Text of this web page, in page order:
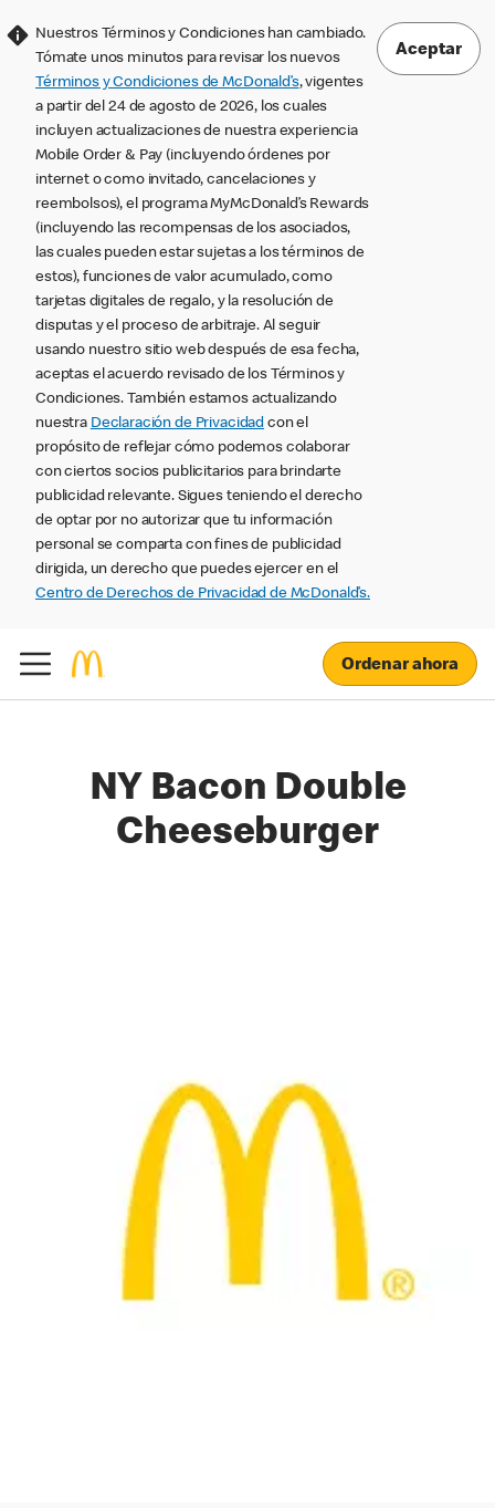
Nuestros Términos y Condiciones han cambiado.
Tómate unos minutos para revisar los nuevos
Términos y Condiciones de McDonald’s, vigentes
a partir del 24 de agosto de 2026, los cuales
incluyen actualizaciones de nuestra experiencia
Mobile Order & Pay (incluyendo órdenes por
internet o como invitado, cancelaciones y
reembolsos), el programa MyMcDonald’s Rewards
(incluyendo las recompensas de los asociados,
las cuales pueden estar sujetas a los términos de
estos), funciones de valor acumulado, como
tarjetas digitales de regalo, y la resolución de
disputas y el proceso de arbitraje. Al seguir
usando nuestro sitio web después de esa fecha,
aceptas el acuerdo revisado de los Términos y
Condiciones. También estamos actualizando
nuestra Declaración de Privacidad con el
propósito de reflejar cómo podemos colaborar
con ciertos socios publicitarios para brindarte
publicidad relevante. Sigues teniendo el derecho
de optar por no autorizar que tu información
personal se comparta con fines de publicidad
dirigida, un derecho que puedes ejercer en el
Centro de Derechos de Privacidad de McDonald’s.
Aceptar
Ordenar ahora
NY Bacon Double
Cheeseburger